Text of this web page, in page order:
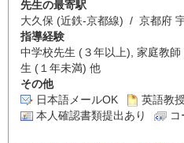
先生の最寄駅
大久保 (近鉄-京都線) / 京都府
指導経験
中学校先生 (３年以上), 家庭教
生 (１年未満) 他
その他
日本語メールOK
英語教
本人確認書類提出あり
コ